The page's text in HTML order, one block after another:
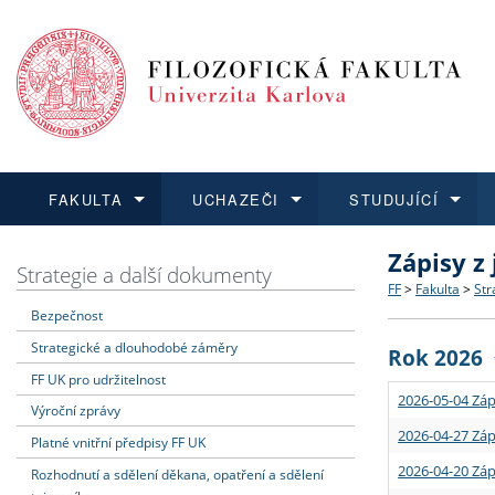
FAKULTA
Dozvědět se více
Struktura
Strategie
Podpora
UCHAZEČI
Podat přihlášku
Co
Učitelské
STUDUJÍCÍ
Dozvědět se více
Rigorózní
Dozvědět se více
O vědě a
Granty a
Dozvědět se více
Aktuální
Strategie a další dokumenty
Bezpečnost
Strategické a dlouhodobé záměry
FF UK pro udržitelnost
Výroční zprávy
Platné vnitřní předpisy FF UK
Rozhodnutí a sdělení děkana, opatření a sdělení
Zápisy
FF > Fakulta >
Rok 2026
2026-05-04
2026-04-27
2026-04-20